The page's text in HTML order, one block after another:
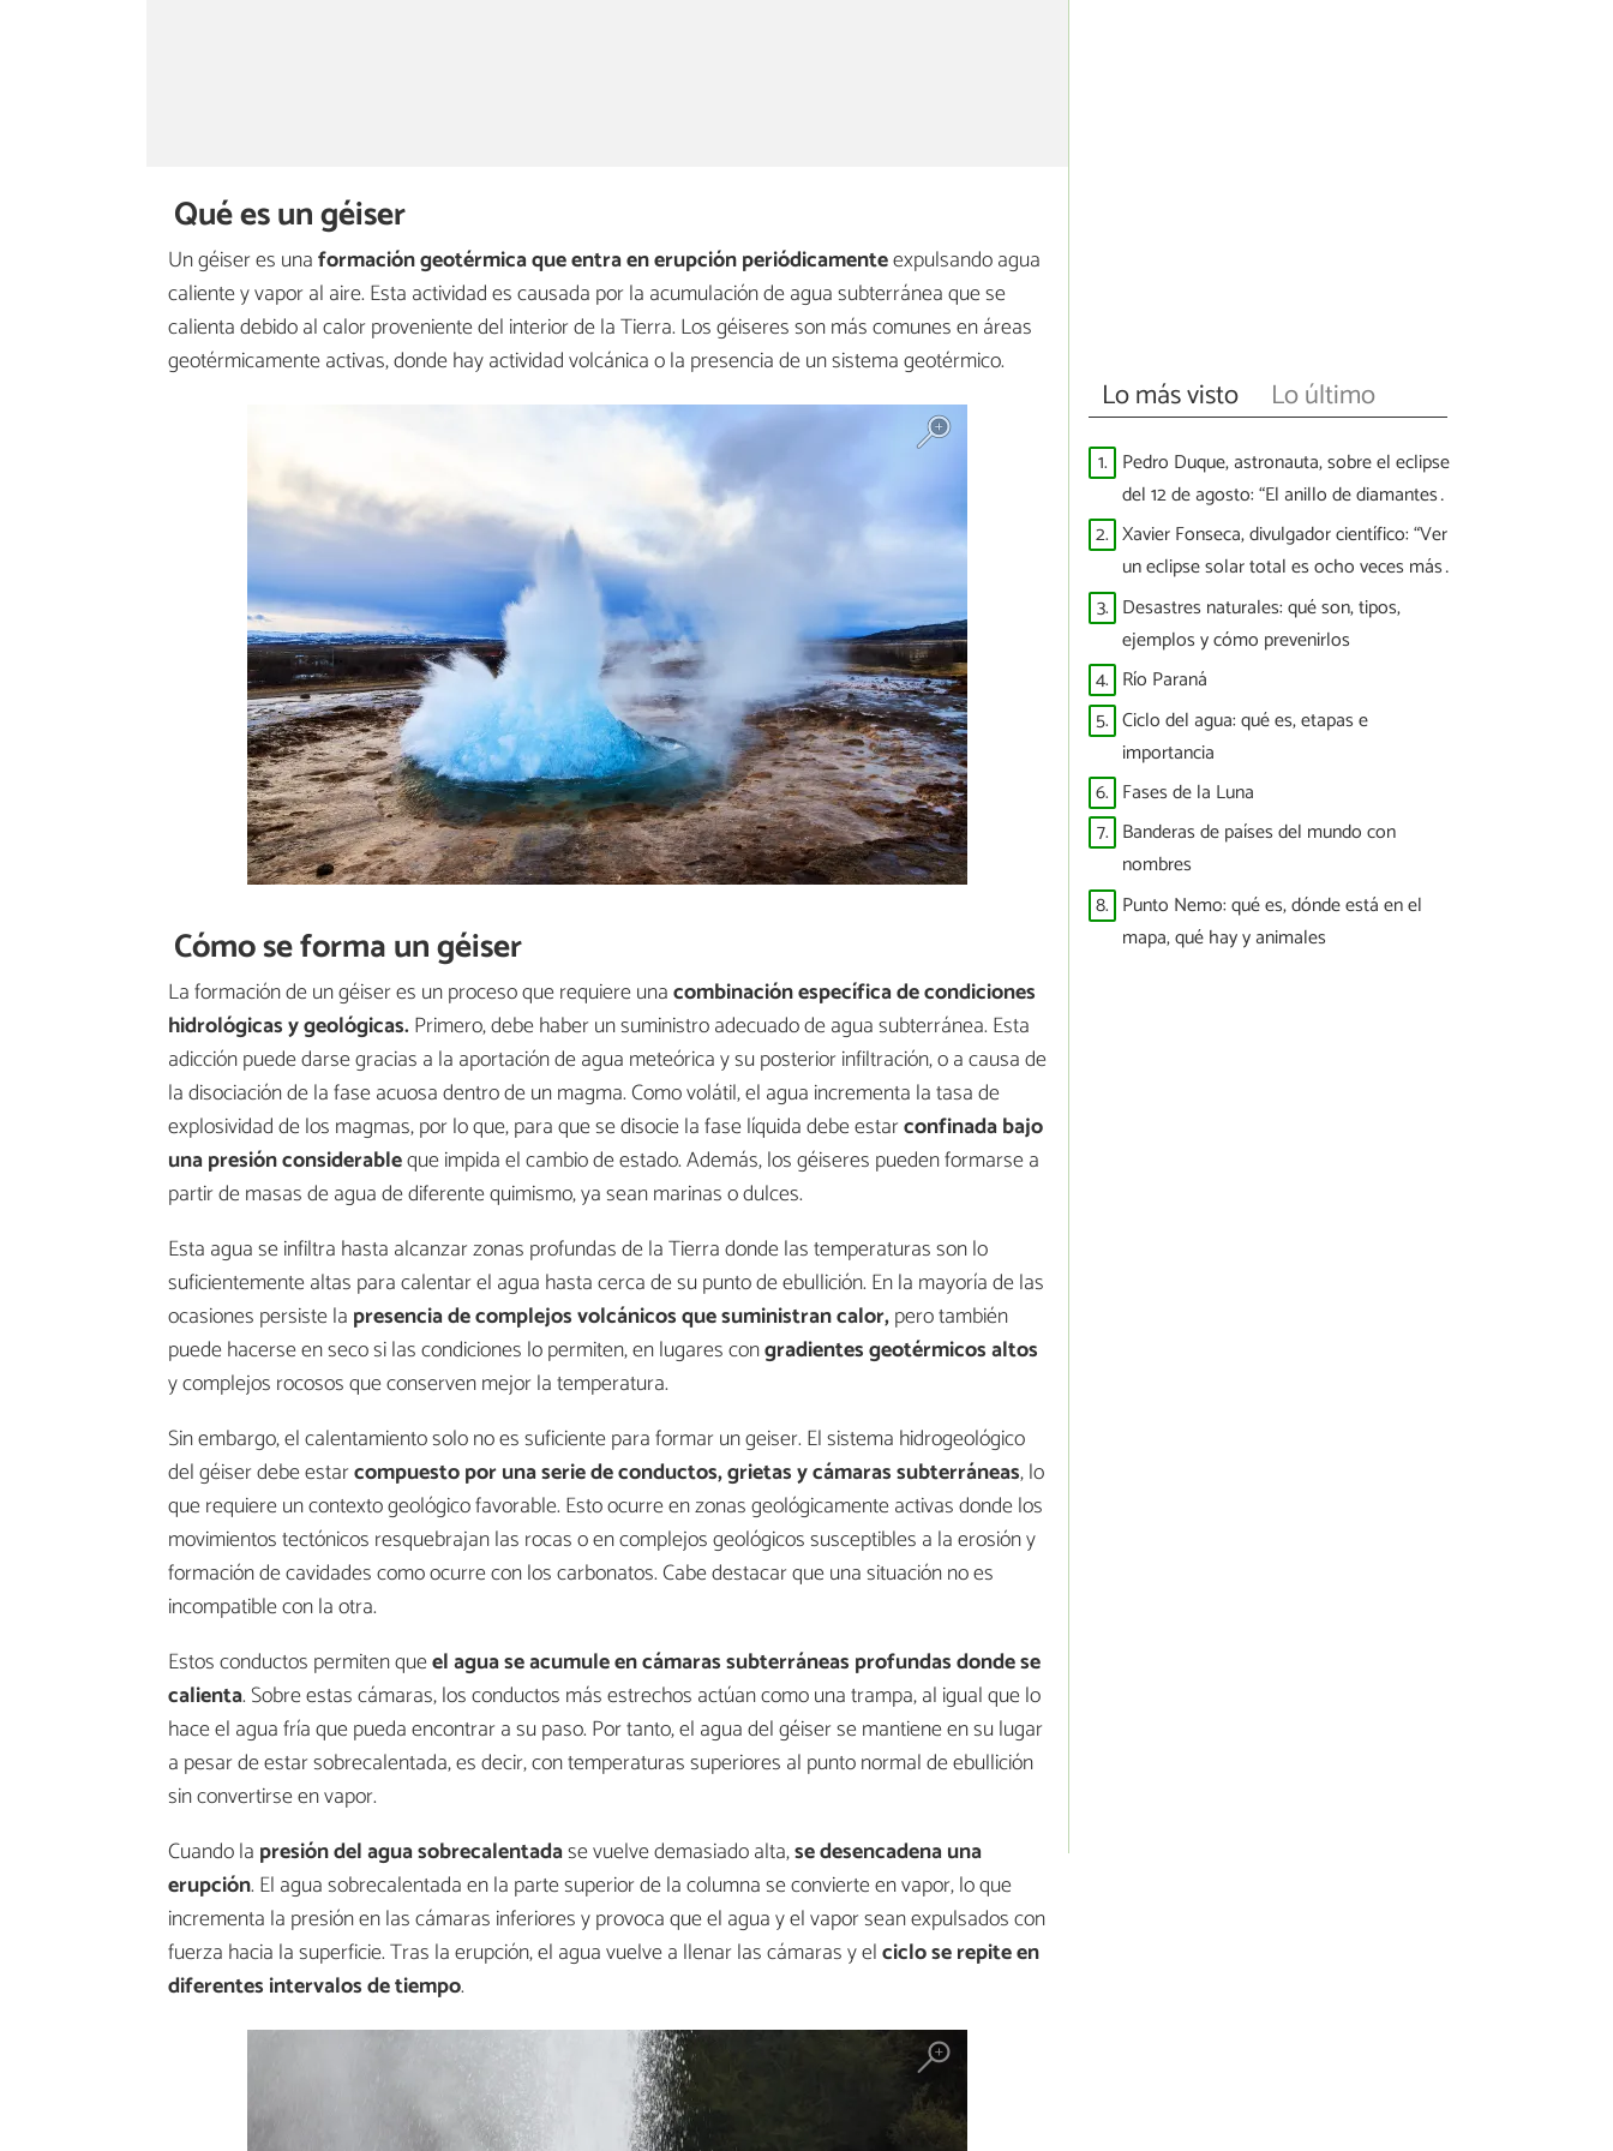
Qué es un géiser
Un géiser es unaformación geotérmica que entra en erupción periódicamenteexpulsando agua
caliente y vapor al aire. Esta actividad es causada por la acumulación de agua subterránea que se
calienta debido al calor proveniente del interior de la Tierra. Los géiseres son más comunes en áreas
geotérmicamente activas, donde hay actividad volcánica o la presencia de un sistema geotérmico.
Cómo se forma un géiser
La formación de un géiser es un proceso que requiere unacombinación específica de condiciones
hidrológicas y geológicas.Primero, debe haber un suministro adecuado de agua subterránea. Esta
adicción puede darse gracias a la aportación de agua meteórica y su posterior infiltración, o a causa de
la disociación de la fase acuosa dentro de un magma. Como volátil, el agua incrementa la tasa de
explosividad de los magmas, por lo que, para que se disocie la fase líquida debe estarconfinada bajo
una presión considerableque impida el cambio de estado. Además, los géiseres pueden formarse a
partir de masas de agua de diferente quimismo, ya sean marinas o dulces.
Esta agua se infiltra hasta alcanzar zonas profundas de la Tierra donde las temperaturas son lo
suficientemente altas para calentar el agua hasta cerca de su punto de ebullición. En la mayoría de las
ocasiones persiste la presencia de complejos volcánicos que suministran calor,pero también
puede hacerse en seco si las condiciones lo permiten, en lugares congradientes geotérmicos altos
y complejos rocosos que conserven mejor la temperatura.
Sin embargo, el calentamiento solo no es suficiente para formar un geiser. El sistema hidrogeológico
del géiser debe estarcompuesto por una serie de conductos, grietas y cámaras subterráneas, lo
que requiere un contexto geológico favorable. Esto ocurre en zonas geológicamente activas donde los
movimientos tectónicos resquebrajan las rocas o en complejos geológicos susceptibles a la erosión y
formación de cavidades como ocurre con los carbonatos. Cabe destacar que una situación no es
incompatible con la otra.
Estos conductos permiten queel agua se acumule en cámaras subterráneas profundas donde se
calienta. Sobre estas cámaras, los conductos más estrechos actúan como una trampa, al igual que lo
hace el agua fría que pueda encontrar a su paso. Por tanto, el agua del géiser se mantiene en su lugar
a pesar de estar sobrecalentada, es decir, con temperaturas superiores al punto normal de ebullición
sin convertirse en vapor.
Cuando la presión del aguasobrecalentadase vuelve demasiado alta,se desencadena una
erupción. El agua sobrecalentada en la parte superior de la columna se convierte en vapor, lo que
incrementa la presión en las cámaras inferiores y provoca que el agua y el vapor sean expulsados con
fuerza hacia la superficie. Tras la erupción, el agua vuelve a llenar las cámaras y elciclo se repite en
diferentes intervalos de tiempo.
Lo más visto Lo último
1. Pedro Duque, astronauta, sobre el eclipse
del 12 de agosto: “El anillo de diamantes
llegará a las 20:30 y veremos puntitos
brillantes”
2. Xavier Fonseca, divulgador científico: “Ver
un eclipse solar total es ocho veces más
difícil que ver a España ganar un Mundial”
3. Desastres naturales: qué son, tipos,
ejemplos y cómo prevenirlos
4. Río Paraná
5. Ciclo del agua: qué es, etapas e
importancia
6. Fases de la Luna
7. Banderas de países del mundo con
nombres
8. Punto Nemo: qué es, dónde está en el
mapa, qué hay y animales